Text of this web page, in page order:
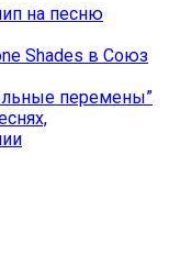
на песню
Shades в Союз
перемены”